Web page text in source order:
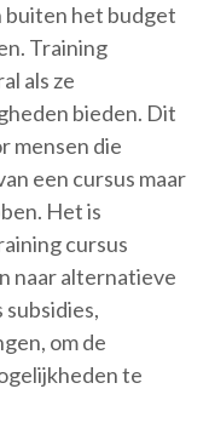
buiten het budget
Training
als ze
bieden. Dit
mensen die
een cursus maar
Het is
cursus
naar alternatieve
om de
te